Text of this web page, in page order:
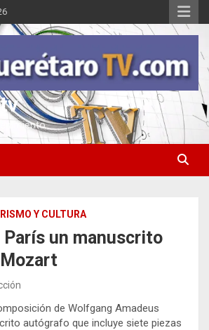
Y CULTURA
París un manuscrito
de Wolfgang Amadeus
autógrafo que incluye siete piezas